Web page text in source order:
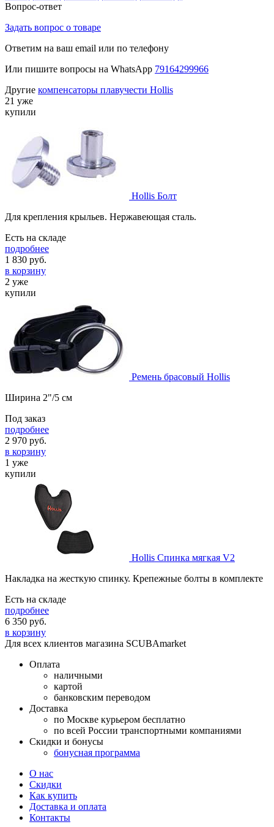
Вопрос-ответ
Задать вопрос о товаре
Ответим на ваш email или по телефону
Или пишите вопросы на WhatsApp 79164299966
Другие компенсаторы плавучести Hollis
21 уже
купили
Hollis Болт
Для крепления крыльев. Нержавеющая сталь.
Есть на складе
подробнее
1 830 руб.
в корзину
2 уже
купили
Ремень брасовый Hollis
Ширина 2"/5 см
Под заказ
подробнее
2 970 руб.
в корзину
1 уже
купили
Hollis Спинка мягкая V2
Накладка на жесткую спинку. Крепежные болты в комплекте
Есть на складе
подробнее
6 350 руб.
в корзину
Для всех клиентов магазина SCUBAmarket
Оплата
наличными
картой
банковским переводом
Доставка
по Москве курьером бесплатно
по всей России транспортными компаниями
Скидки и бонусы
бонусная программа
О нас
Скидки
Как купить
Доставка и оплата
Контакты